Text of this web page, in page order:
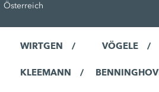
Österreich
WIRTGEN VÖGELE
KLEEMANN